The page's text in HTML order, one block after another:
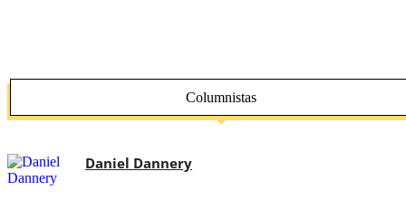
Columnistas
Daniel Dannery